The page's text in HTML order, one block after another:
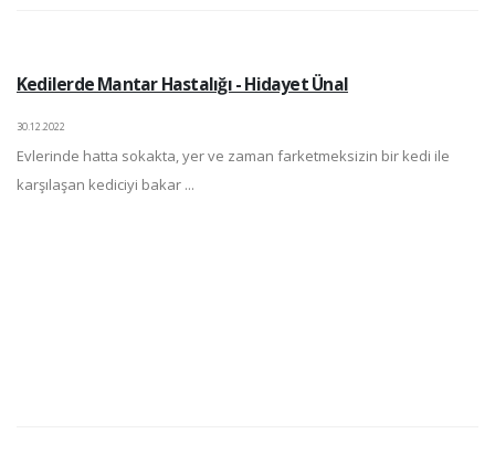
Kedilerde Mantar Hastalığı - Hidayet Ünal
30.12.2022
Evlerinde hatta sokakta, yer ve zaman farketmeksizin bir kedi ile
karşılaşan kediciyi bakar ...